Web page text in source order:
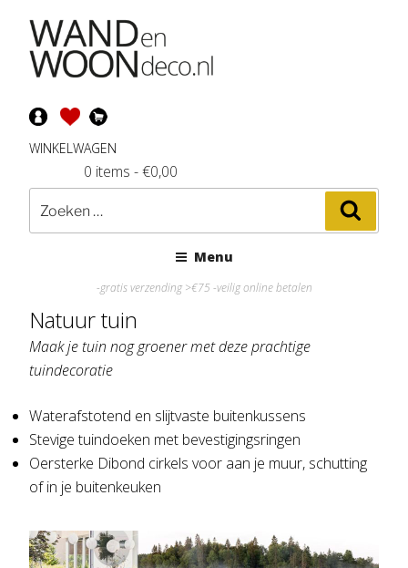
inhoud
WINKELWAGEN
-€0,00
0 items
Zoeken
naar:
Menu
-gratis verzending >€75 -veilig online betalen
Natuur tuin
Maak je tuin nog groener met deze prachtige
tuindecoratie
Waterafstotend en slijtvaste buitenkussens
Stevige tuindoeken met bevestigingsringen
Oersterke Dibond cirkels voor aan je muur, schutting
of in je buitenkeuken